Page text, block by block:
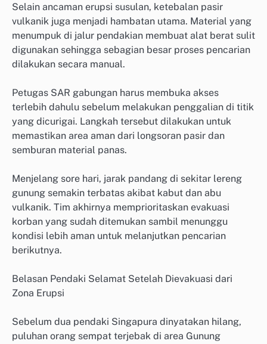
Selain ancaman erupsi susulan, ketebalan pasir
vulkanik juga menjadi hambatan utama. Material yang
menumpuk di jalur pendakian membuat alat berat sulit
digunakan sehingga sebagian besar proses pencarian
dilakukan secara manual.
Petugas SAR gabungan harus membuka akses
terlebih dahulu sebelum melakukan penggalian di titik
yang dicurigai. Langkah tersebut dilakukan untuk
memastikan area aman dari longsoran pasir dan
semburan material panas.
Menjelang sore hari, jarak pandang di sekitar lereng
gunung semakin terbatas akibat kabut dan abu
vulkanik. Tim akhirnya memprioritaskan evakuasi
korban yang sudah ditemukan sambil menunggu
kondisi lebih aman untuk melanjutkan pencarian
berikutnya.
Belasan Pendaki Selamat Setelah Dievakuasi dari
Zona Erupsi
Sebelum dua pendaki Singapura dinyatakan hilang,
puluhan orang sempat terjebak di area Gunung